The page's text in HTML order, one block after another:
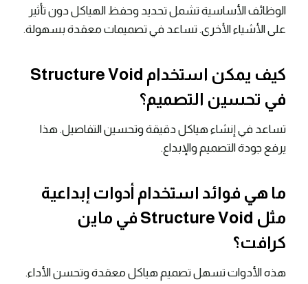
الوظائف الأساسية تشمل تحديد وحفظ الهياكل دون تأثير
على الأشياء الأخرى. تساعد في تصميمات معقدة بسهولة.
كيف يمكن استخدام Structure Void
في تحسين التصميم؟
تساعد في إنشاء هياكل دقيقة وتحسين التفاصيل. هذا
يرفع جودة التصميم والإبداع.
ما هي فوائد استخدام أدوات إبداعية
مثل Structure Void في ماين
كرافت؟
هذه الأدوات تسهل تصميم هياكل معقدة وتحسن الأداء.